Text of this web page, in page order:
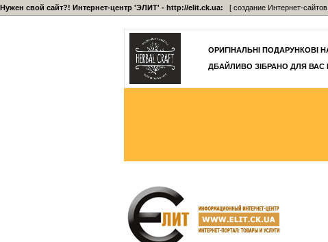
Нужен свой сайт?! Интернет-центр 'ЭЛИТ' - http://elit.ck.ua: [ создание Интернет-
]
ОРИГІНАЛЬНІ ПОДАРУНКОВІ
ДБАЙЛИВО ЗІБРАНО ДЛЯ ВАС